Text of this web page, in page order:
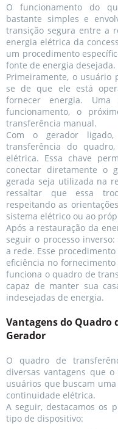
O funcionamento do
bastante simples e
transição segura entre a
energia elétrica da
um procedimento
fonte de energia desejada.
Primeiramente, o usuário
se de que ele está
fornecer energia.
funcionamento, o
transferência manual.
Com o gerador
transferência do
elétrica. Essa chave
conectar diretamente o
gerada seja utilizada na
ressaltar que essa
respeitando as
sistema elétrico ou ao
Após a restauração da
seguir o processo
a rede. Esse
eficiência no
funciona o quadro de
capaz de manter sua
indesejadas de energia.
Vantagens do Quadro
Gerador
O quadro de
diversas vantagens que
usuários que buscam
continuidade elétrica.
A seguir, destacamos os
tipo de dispositivo: